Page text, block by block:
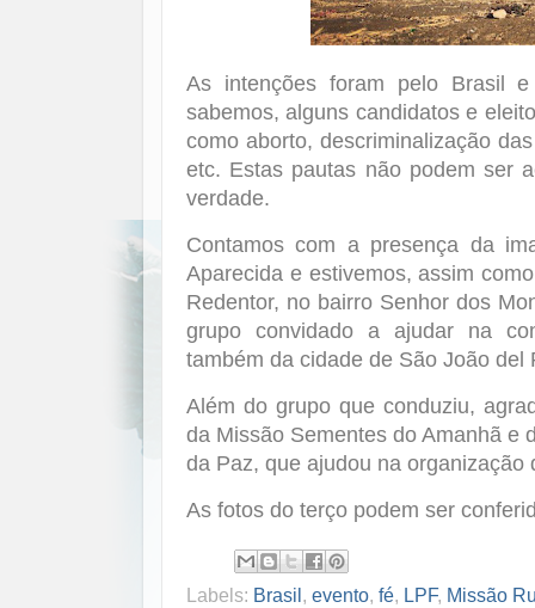
As intenções foram pelo Brasil
sabemos, alguns candidatos e
como aborto, descriminalização
etc. Estas pautas não podem ser
verdade.
Contamos com a presença da
Aparecida e estivemos, assim
Redentor, no bairro Senhor dos
grupo convidado a ajudar na
também da cidade de São João del
Além do grupo que conduziu,
da Missão Sementes do Amanhã e
da Paz, que ajudou na organização
As fotos do terço podem ser
Labels: Brasil , evento, fé, LPF, Missão